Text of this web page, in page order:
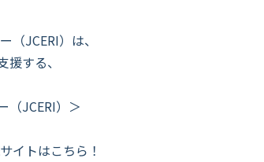
JCERI）は、
する、
（JCERI）＞
イトはこちら！